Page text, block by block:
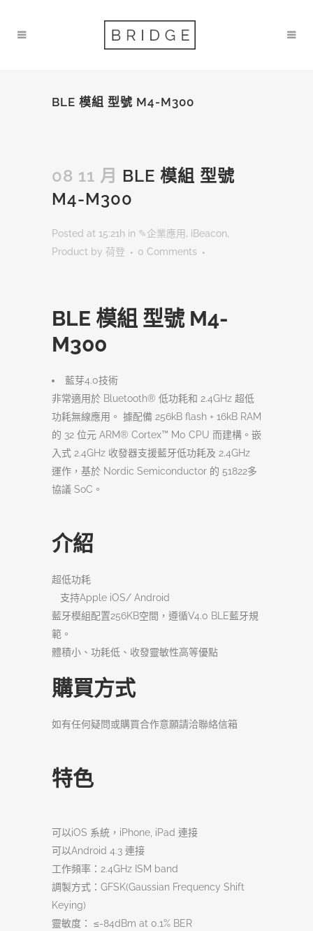
BLE 模組 型號 M4-M300
08 11 月 BLE 模組 型號
M4-M300
Posted at 15:21h in ✎企業應用 , iBeacon,
Product by 荷登 0 Comments
BLE 模組 型號 M4-
M300
藍芽4.0技術
非常適用於 Bluetooth® 低功耗和 2.4GHz 超低
功耗無線應用。 據配備 256kB flash + 16kB RAM
的 32 位元 ARM® Cortex™ M0 CPU 而建構。嵌
入式 2.4GHz 收發器支援藍牙低功耗及 2.4GHz
運作，基於 Nordic Semiconductor 的 51822多
協議 SoC。
介紹
超低功耗
支持Apple iOS/ Android
藍牙模組配置256KB空間，遵循V4.0 BLE藍牙規
範。
體積小、功耗低、收發靈敏性高等優點
購買方式
如有任何疑問或購買合作意願請洽聯絡信箱
特色
可以iOS 系統，iPhone, iPad 連接
可以Android 4.3 連接
工作頻率：2.4GHz ISM band
調製方式：GFSK(Gaussian Frequency Shift
Keying)
靈敏度： ≤-84dBm at 0.1% BER